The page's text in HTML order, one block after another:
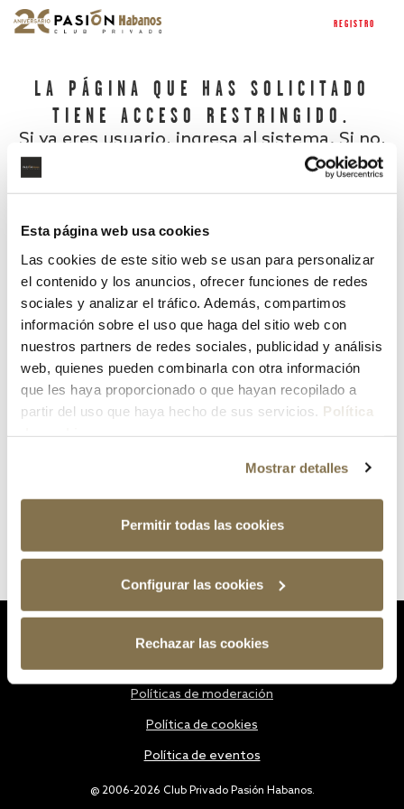
Esta página web usa cookies
Las cookies de este sitio web se usan para personalizar
el contenido y los anuncios, ofrecer funciones de redes
sociales y analizar el tráfico. Además, compartimos
información sobre el uso que haga del sitio web con
nuestros partners de redes sociales, publicidad y análisis
web, quienes pueden combinarla con otra información
que les haya proporcionado o que hayan recopilado a
partir del uso que haya hecho de sus servicios. Política
Mostrar detalles
Permitir todas las cookies
Configurar las cookies
Rechazar las cookies
REGISTRO
LA PÁGINA QUE HAS SOLICITADO
TIENE ACCESO RESTRINGIDO.
Si ya eres usuario, ingresa al sistema. Si no,
¿Has olvidado tu contraseña?
@ 2006-2026 Club Privado Pasión Habanos.
Políticas de moderación
Política de cookies
Política de eventos